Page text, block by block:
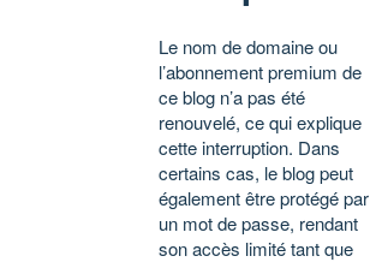
Le nom de domaine ou
l’abonnement premium de
ce blog n’a pas été
renouvelé, ce qui explique
cette interruption. Dans
certains cas, le blog peut
également être protégé par
un mot de passe, rendant
son accès limité tant que